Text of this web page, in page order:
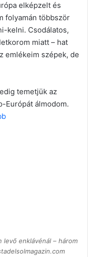
elképzelt és
folyamán többször
kelni. Csodálatos,
miatt – hat
emlékeim szépek, de
temetjük az
Európát álmodom.
levő enklávénál – három